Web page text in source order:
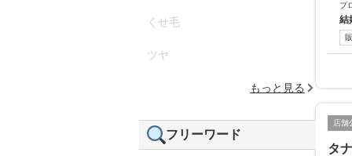
プ
結
店舗
タ
くせ毛
ツヤ
もっと見る
フリーワード